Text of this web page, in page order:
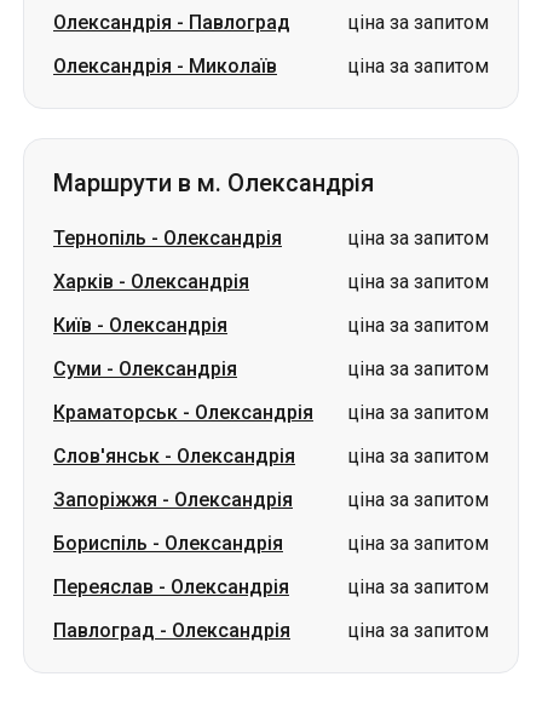
Олександрія - Павлоград
ціна за запитом
Олександрія - Миколаїв ціна за запитом
Маршрути в м. Олександрія
Тернопіль - Олександрія
ціна за запитом
Харків - Олександрія
ціна за запитом
Київ - Олександрія
ціна за запитом
Суми - Олександрія
ціна за запитом
Краматорськ - Олександрія
ціна за запитом
Слов'янськ - Олександрія
ціна за запитом
Запоріжжя - Олександрія
ціна за запитом
Бориспіль - Олександрія
ціна за запитом
Переяслав - Олександрія
ціна за запитом
Павлоград - Олександрія ціна за запитом